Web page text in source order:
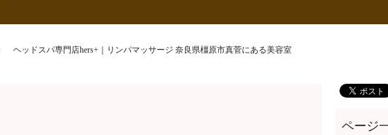
ヘッドスパ専門店hers+｜リンパマッサージ 奈良県橿原市真菅にある美容室